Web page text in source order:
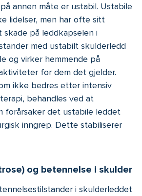
annen måte er ustabil. Ustabile
lidelser, men har ofte sitt
på leddkapselen i
med ustabilt skulderledd
og virker hemmende på
for dem det gjelder.
ikke bedres etter intensiv
behandles ved at
forårsaker det ustabile leddet
inngrep. Dette stabiliserer
og betennelse i skulder
i skulderleddet